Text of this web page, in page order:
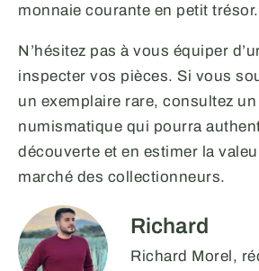
monnaie courante en petit trésor.
N’hésitez pas à vous équiper
inspecter vos pièces. Si vous
un exemplaire rare, consultez
numismatique qui pourra
découverte et en estimer la
marché des collectionneurs.
Richard
Richard Morel,